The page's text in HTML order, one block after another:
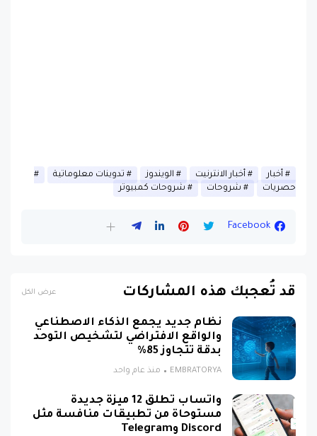
أخبار أخبار الانترنيت الويندوز
تدوينات معلوماتية
حصريات
شروحات شروحات كمبيوتر
Facebook
قد تُعجبك هذه المشاركات عرض الكل
نظام جديد يجمع الذكاء الاصطناعي
والواقع الافتراضي لتشخيص التوحد
بدقة تتجاوز 85%
EMBRATORYA منذ عام واحد
واتساب تطلق 12 ميزة جديدة
مستوحاة من تطبيقات منافسة مثل
Discord وTelegram